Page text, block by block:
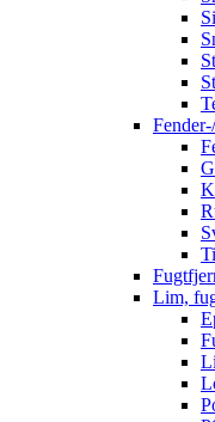
Lim,